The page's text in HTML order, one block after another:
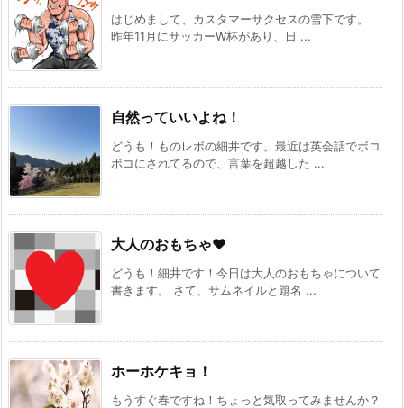
はじめまして、カスタマーサクセスの雪下です。
昨年11月にサッカーW杯があり、日 ...
自然っていいよね！
どうも！ものレボの細井です。最近は英会話でボコ
ボコにされてるので、言葉を超越した ...
大人のおもちゃ♥
どうも！細井です！今日は大人のおもちゃについて
書きます。 さて、サムネイルと題名 ...
ホーホケキョ！
もうすぐ春ですね！ちょっと気取ってみませんか？